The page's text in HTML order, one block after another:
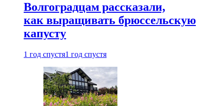
Волгоградцам рассказали,
как выращивать брюссельскую
капусту
1 год спустя1 год спустя